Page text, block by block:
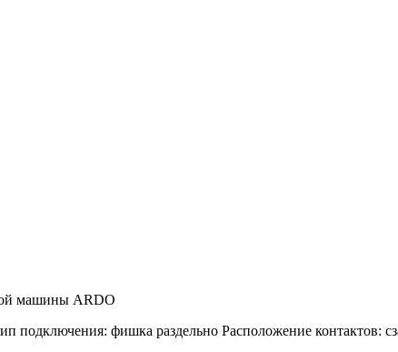
машины ARDO
подключения: фишка раздельно Расположение контактов: